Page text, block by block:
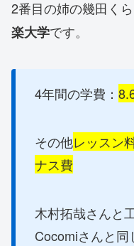
2番目の姉の幾田く
楽大学です。
4年間の学費：
その他レッスン
ナス費
木村拓哉さんと
Cocomiさんと同